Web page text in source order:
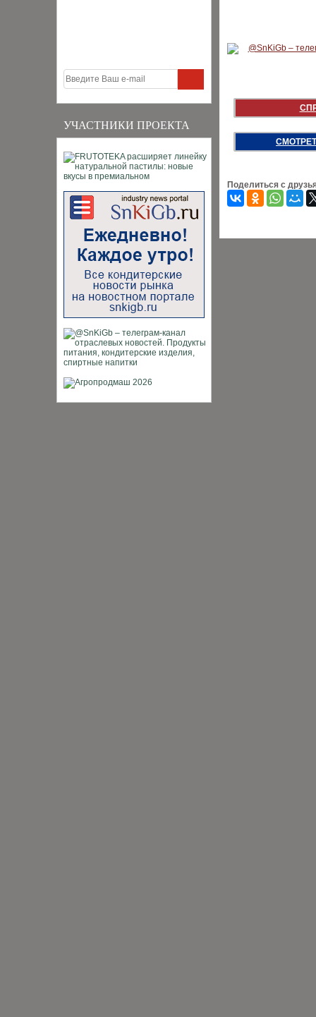
УЧАСТНИКИ ПРОЕКТА
Поделиться с